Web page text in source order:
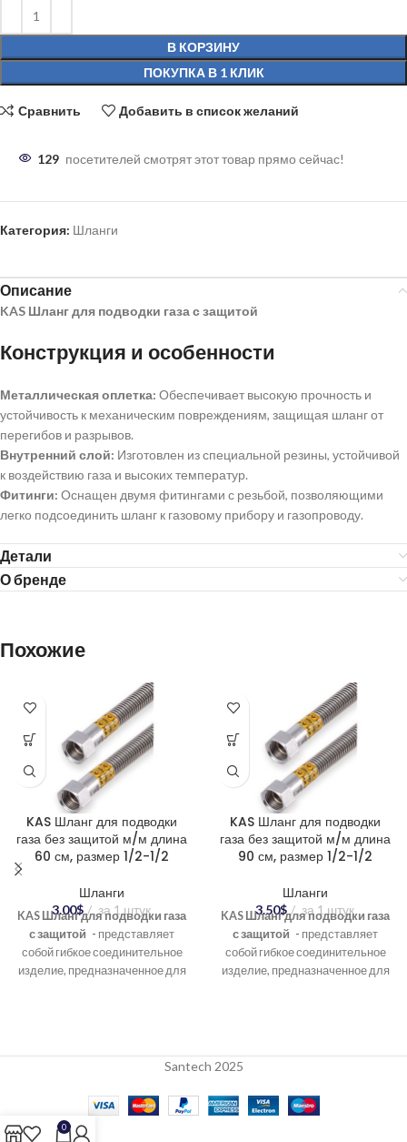
В КОРЗИНУ
ПОКУПКА В 1 КЛИК
Сравнить Добавить в список желаний
129 посетителей смотрят этот товар прямо сейчас!
Категория: Шланги
Описание
KAS Шланг для подводки газа с защитой
Конструкция и особенности
Металлическая оплетка: Обеспечивает высокую прочность и
устойчивость к механическим повреждениям, защищая шланг от
перегибов и разрывов.
Внутренний слой: Изготовлен из специальной резины, устойчивой
к воздействию газа и высоких температур.
Фитинги: Оснащен двумя фитингами с резьбой, позволяющими
легко подсоединить шланг к газовому прибору и газопроводу.
Детали
О бренде
Похожие
KAS Шланг для подводки
газа без защитой м/м длина
60 см, размер 1/2-1/2
Шланги
3.00$ за 1 штук
KAS Шланг для подводки газа
с защитой - представляет
собой гибкое соединительное
изделие, предназначенное для
металлической оплеткой, он
конструкцию и обычно
используется в местах, где не
требуется дополнительная
KAS Шланг для подводки
газа без защитой м/м длина
90 см, размер 1/2-1/2
Шланги
3.50$ за 1 штук
KAS Шланг для подводки газа
с защитой - представляет
собой гибкое соединительное
изделие, предназначенное для
металлической оплеткой, он
конструкцию и обычно
используется в местах, где не
Santech 2025
0